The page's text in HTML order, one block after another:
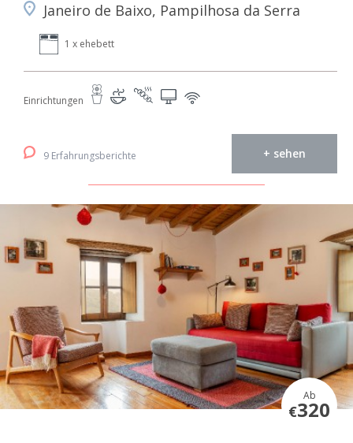
Janeiro de Baixo, Pampilhosa da Serra
1 x ehebett
Einrichtungen
9 Erfahrungsberichte + sehen
Ab
€320